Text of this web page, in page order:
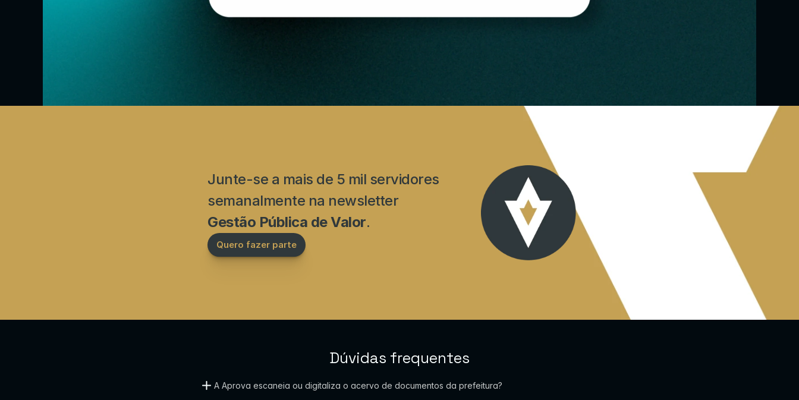
Junte-se a mais de 5 mil servidores
semanalmente na newsletter
Gestão Pública de Valor.
Quero fazer parte
Dúvidas frequentes
A Aprova escaneia ou digitaliza o acervo de documentos da prefeitura?